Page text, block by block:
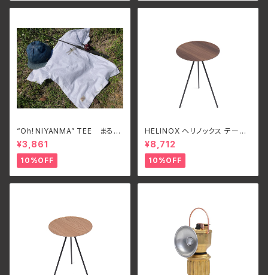
“Oh！NIYANMA” TEE まるで
本物！オニヤンマTシャツ
¥3,861
10%OFF
HELINOX ヘリノックス テーブ
ルオー HOME DECO & BEA
CH ウォルナット
¥8,712
10%OFF